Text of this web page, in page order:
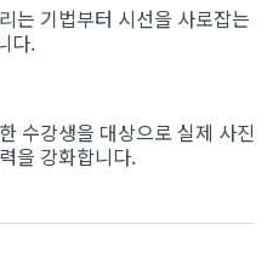
는 기법부터 시선을 사로잡는
다.
수강생을 대상으로 실제 사진
을 강화합니다.